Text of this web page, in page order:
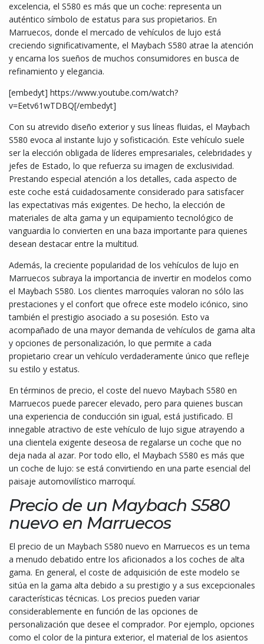
excelencia, el S580 es más que un coche: representa un
auténtico símbolo de estatus para sus propietarios. En
Marruecos, donde el mercado de vehículos de lujo está
creciendo significativamente, el Maybach S580 atrae la atención
y encarna los sueños de muchos consumidores en busca de
refinamiento y elegancia.
[embedyt] https://www.youtube.com/watch?
v=Eetv61wTDBQ[/embedyt]
Con su atrevido diseño exterior y sus líneas fluidas, el Maybach
S580 evoca al instante lujo y sofisticación. Este vehículo suele
ser la elección obligada de líderes empresariales, celebridades y
jefes de Estado, lo que refuerza su imagen de exclusividad.
Prestando especial atención a los detalles, cada aspecto de
este coche está cuidadosamente considerado para satisfacer
las expectativas más exigentes. De hecho, la elección de
materiales de alta gama y un equipamiento tecnológico de
vanguardia lo convierten en una baza importante para quienes
desean destacar entre la multitud.
Además, la creciente popularidad de los vehículos de lujo en
Marruecos subraya la importancia de invertir en modelos como
el Maybach S580. Los clientes marroquíes valoran no sólo las
prestaciones y el confort que ofrece este modelo icónico, sino
también el prestigio asociado a su posesión. Esto va
acompañado de una mayor demanda de vehículos de gama alta
y opciones de personalización, lo que permite a cada
propietario crear un vehículo verdaderamente único que refleje
su estilo y estatus.
En términos de precio, el coste del nuevo Maybach S580 en
Marruecos puede parecer elevado, pero para quienes buscan
una experiencia de conducción sin igual, está justificado. El
innegable atractivo de este vehículo de lujo sigue atrayendo a
una clientela exigente deseosa de regalarse un coche que no
deja nada al azar. Por todo ello, el Maybach S580 es más que
un coche de lujo: se está convirtiendo en una parte esencial del
paisaje automovilístico marroquí.
Precio de un Maybach S580
nuevo en Marruecos
El precio de un Maybach S580 nuevo en Marruecos es un tema
a menudo debatido entre los aficionados a los coches de alta
gama. En general, el coste de adquisición de este modelo se
sitúa en la gama alta debido a su prestigio y a sus excepcionales
características técnicas. Los precios pueden variar
considerablemente en función de las opciones de
personalización que desee el comprador. Por ejemplo, opciones
como el color de la pintura exterior, el material de los asientos